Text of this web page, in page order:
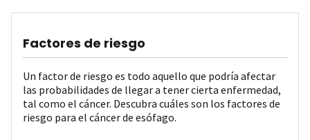
Factores de riesgo
Un factor de riesgo es todo aquello que podría afectar
las probabilidades de llegar a tener cierta enfermedad,
tal como el cáncer. Descubra cuáles son los factores de
riesgo para el cáncer de esófago.